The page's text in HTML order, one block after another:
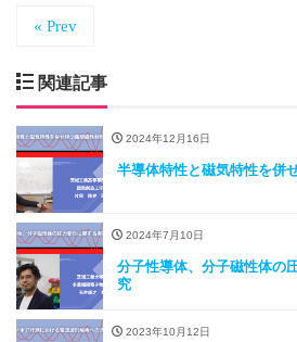
« Prev
関連記事
2024年12月16日
半導体特性と磁気特性を併
2024年7月10日
分子性導体、分子磁性体の
究
2023年10月12日